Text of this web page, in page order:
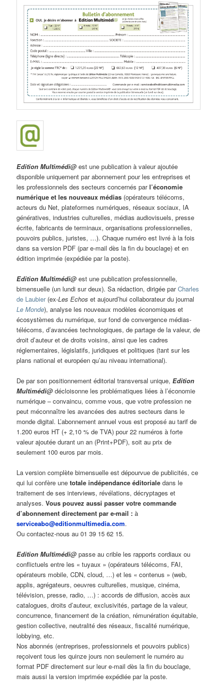
Edition Multimédi@est une publication à valeur ajoutée
disponible uniquement par abonnement pour les entreprises et
les professionnels des secteurs concernés parl’économie
numérique et les nouveaux médias (opérateurs télécoms,
acteurs du Net, plateformes numériques, réseaux sociaux, IA
génératives, industries culturelles, médias audiovisuels, presse
écrite, fabricants de terminaux, organisations professionnelles,
pouvoirs publics, juristes, …). Chaque numéro est livré à la fois
dans sa version PDF (par e-mail dès la fin du bouclage) et en
édition imprimée (expédiée par la poste).
Edition Multimédi@ est une publication professionnelle,
bimensuelle (un lundi sur deux). Sa rédaction, dirigée parCharles
de Laubier(ex-Les Echoset aujourd’hui collaborateur du journal
Le Monde), analyse les nouveaux modèles économiques et
écosystèmes du numérique, sur fond de convergence médias-
télécoms, d’avancées technologiques, de partage de la valeur, de
droit d’auteur et de droits voisins, ainsi que les cadres
réglementaires, législatifs, juridiques et politiques (tant sur les
plans national et européen qu’au niveau international).
De par son positionnement éditorial transversal unique,Edition
Multimédi@ décloisonne les problématiques liées à l’économie
numérique – convaincu, comme vous, que votre profession ne
peut méconnaître les avancées des autres secteurs dans le
monde digital. L’abonnement annuel vous est proposé au tarif de
1.200 euros HT (+ 2,10 % de TVA) pour 22 numéros à forte
valeur ajoutée durant un an (Print+PDF), soit au prix de
seulement 100 euros par mois.
La version complète bimensuelle est dépourvue de publicités, ce
qui lui confère unetotale indépendance éditoriale dans le
traitement de ses interviews, révélations, décryptages et
analyses.Vous pouvez aussi passer votre commande
d’abonnement directement par e-mail : à
serviceabo@editionmultimedia.com.
Ou contactez-nous au 01 39 15 62 15.
Edition Multimédi@ passe au crible les rapports cordiaux ou
conflictuels entre les « tuyaux » (opérateurs télécoms, FAI,
opérateurs mobile, CDN, cloud, …) et les « contenus » (web,
applis, agrégateurs, oeuvres culturelles, musique, cinéma,
télévision, presse, radio, …) : accords de diffusion, accès aux
catalogues, droits d’auteur, exclusivités, partage de la valeur,
concurrence, financement de la création, rémunération équitable,
gestion collective, neutralité des réseaux, fiscalité numérique,
lobbying, etc.
Nos abonnés (entreprises, professionnels et pouvoirs publics)
reçoivent tous les quinze jours non seulement le numéro au
format PDF directement sur leur e-mail dès la fin du bouclage,
mais aussi la version imprimée expédiée par la poste.